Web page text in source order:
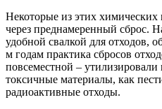
Некоторые из этих
через преднамеренный сброс.
удобной свалкой для отходов,
м годам практика сбросов
повсеместной – утилизировали
токсичные материалы, как
радиоактивные отходы.